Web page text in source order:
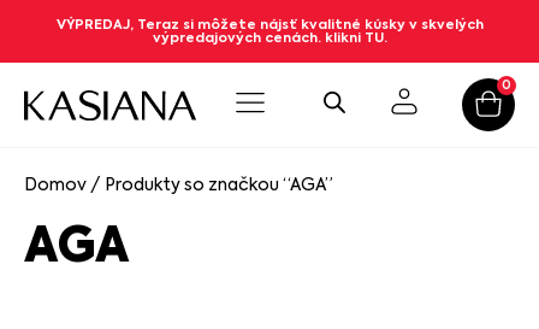
VÝPREDAJ, Teraz si môžete nájsť kvalitné kúsky v skvelých
výpredajových cenách. klikni TU.
0
Domov / Produkty so značkou “AGA”
AGA